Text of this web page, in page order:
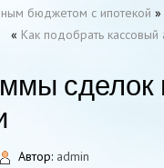
бюджетом с ипотекой »
« Как подобрать
сделок
Автор: admin